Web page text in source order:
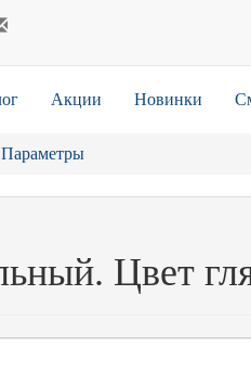
Акции Новинки
Параметры
Цвет